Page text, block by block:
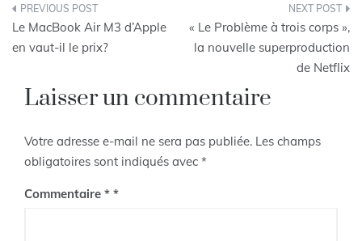
Navigation
de
Le MacBook Air M3 d’Apple
en vaut-il le prix?
« Le Problème à trois corps »,
la nouvelle superproduction
de Netflix
Laisser un commentaire
Votre adresse e-mail ne sera pas publiée. Les champs
obligatoires sont indiqués avec *
Commentaire *